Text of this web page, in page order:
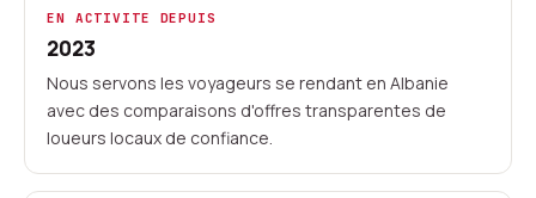
locaux albanais sur plus de 20 sites depuis 2023.
Nous ne possedons pas de vehicules - chaque
contrat de location est conclu directement avec
l'entreprise locale.
EN ACTIVITE DEPUIS
2023
Nous servons les voyageurs se rendant en Albanie
avec des comparaisons d'offres transparentes de
loueurs locaux de confiance.